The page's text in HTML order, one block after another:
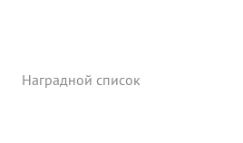
Наградной список